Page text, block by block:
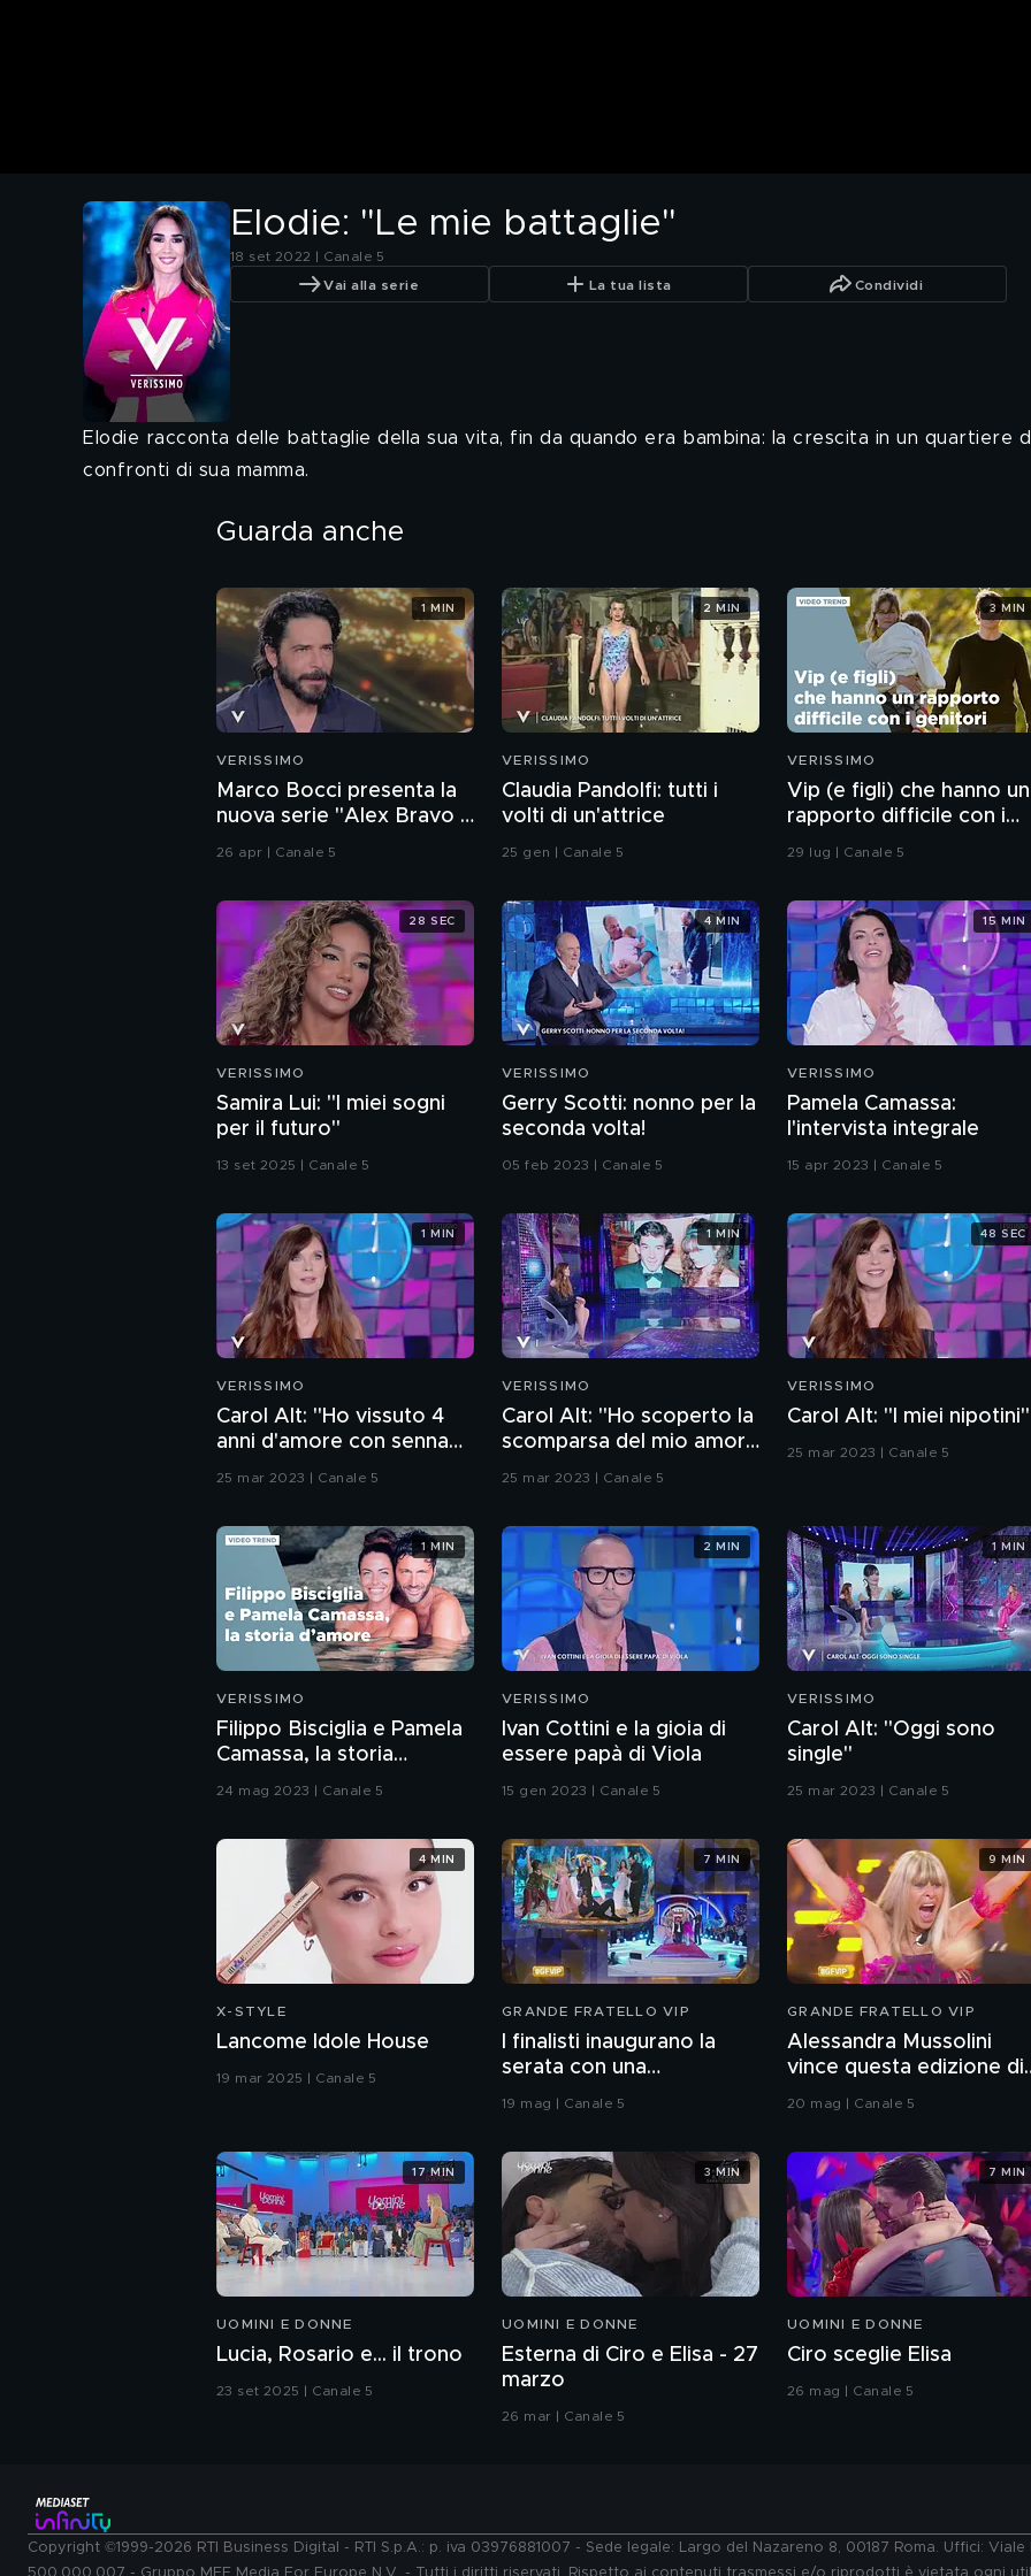
Elodie: "Le mie battaglie"
18 set 2022 | Canale 5
Vai alla serie La tua lista Condividi
Elodie racconta delle battaglie della sua vita, fin da quando era bambina: la crescita in un quartiere
confronti di sua mamma.
Guarda anche
VERISSIMO
Marco Bocci presenta la
nuova serie "Alex Bravo -
Poliziotto a modo suo"
26 apr | Canale 5
1 MIN
VERISSIMO
Claudia Pandolfi: tutti i
volti di un'attrice
25 gen | Canale 5
2 MIN
VERISSIMO
Vip (e figli) che hanno un
rapporto difficile con i
genitori
29 lug | Canale 5
3 MIN
VERISSIMO
Samira Lui: "I miei sogni
per il futuro"
13 set 2025 | Canale 5
28 SEC
VERISSIMO
Gerry Scotti: nonno per la
seconda volta!
05 feb 2023 | Canale 5
4 MIN
VERISSIMO
Pamela Camassa:
l'intervista integrale
15 apr 2023 | Canale 5
15 MIN
VERISSIMO
Carol Alt: "Ho vissuto 4
anni d'amore con senna
mentre ero sposata"
25 mar 2023 | Canale 5
1 MIN
VERISSIMO
Carol Alt: "Ho scoperto la
scomparsa del mio amore
Senna in tv"
25 mar 2023 | Canale 5
1 MIN
VERISSIMO
Carol Alt: "I miei nipotini"
25 mar 2023 | Canale 5
48 SEC
VERISSIMO
Filippo Bisciglia e Pamela
Camassa, la storia
24 mag 2023 | Canale 5
1 MIN
VERISSIMO
Ivan Cottini e la gioia di
essere papà di Viola
15 gen 2023 | Canale 5
2 MIN
VERISSIMO
Carol Alt: "Oggi sono
single"
25 mar 2023 | Canale 5
1 MIN
X-STYLE
Lancome Idole House
19 mar 2025 | Canale 5
4 MIN
GRANDE FRATELLO VIP
I finalisti inaugurano la
serata con una
coreografia
19 mag | Canale 5
7 MIN
GRANDE FRATELLO VIP
Alessandra Mussolini
vince questa edizione di
Grande Fratello VIP
20 mag | Canale 5
9 MIN
UOMINI E DONNE
Lucia, Rosario e... il trono
23 set 2025 | Canale 5
17 MIN
UOMINI E DONNE
Esterna di Ciro e Elisa - 27
marzo
26 mar | Canale 5
3 MIN
UOMINI E DONNE
Ciro sceglie Elisa
26 mag | Canale 5
7 MIN
Copyright ©1999-2026 RTI Business Digital - RTI S.p.A.: p. iva 03976881007 - Sede legale: Largo del Nazareno 8, 00187 Roma. Uffici: